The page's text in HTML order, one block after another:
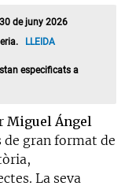
de juny 2026
LLEIDA
especificats a
Miguel Ángel
de gran format de
La seva